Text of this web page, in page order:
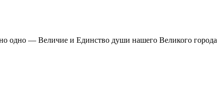
одно — Величие и Единство души нашего Великого города